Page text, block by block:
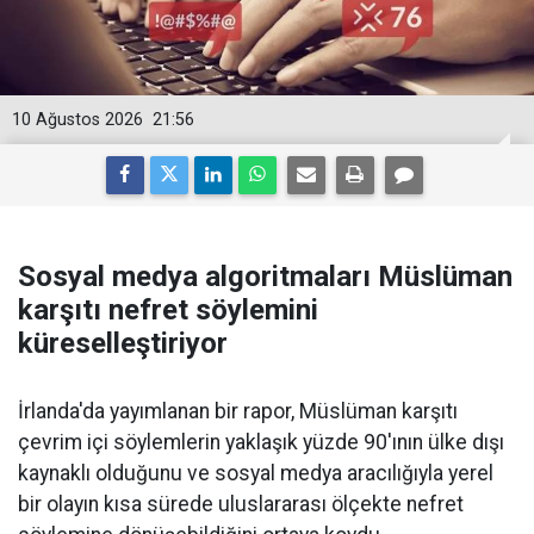
21:56
10 Ağustos 2026
Sosyal medya algoritmaları Müslüman
karşıtı nefret söylemini
küreselleştiriyor
İrlanda'da yayımlanan bir rapor, Müslüman karşıtı
çevrim içi söylemlerin yaklaşık yüzde 90'ının ülke dışı
kaynaklı olduğunu ve sosyal medya aracılığıyla yerel
bir olayın kısa sürede uluslararası ölçekte nefret